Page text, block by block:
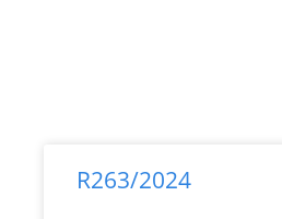
R263/2024